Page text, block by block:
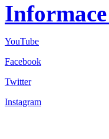
YouTube
Facebook
Twitter
Instagram